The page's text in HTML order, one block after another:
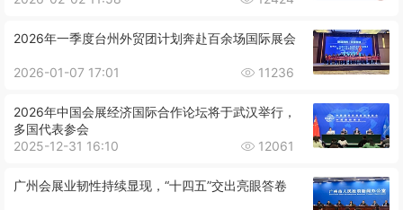
2026年一季度台州外贸团计划奔赴百余场国际展会
2026-01-07 17:01 11236
2026年中国会展经济国际合作论坛将于武汉举行，
多国代表参会
2025-12-31 16:10
12061
广州会展业韧性持续显现，“十四五”交出亮眼答卷